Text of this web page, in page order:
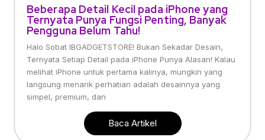
Beberapa Detail Kecil pada iPhone yang
Ternyata Punya Fungsi Penting, Banyak
Pengguna Belum Tahu!
Halo Sobat IBGADGETSTORE! Bukan Sekadar Desain,
Ternyata Setiap Detail pada iPhone Punya Alasan! Kalau
melihat iPhone untuk pertama kalinya, mungkin yang
langsung menarik perhatian adalah desainnya yang
simpel, premium, dan
Baca Artikel